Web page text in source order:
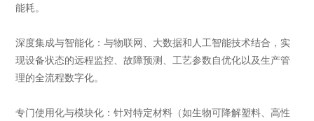
能耗。
深度集成与智能化：与物联网、大数据和人工智能技术结合，实
现设备状态的远程监控、故障预测、工艺参数自优化以及生产管
理的全流程数字化。
专门使用化与模块化：针对特定材料（如生物可降解塑料、高性